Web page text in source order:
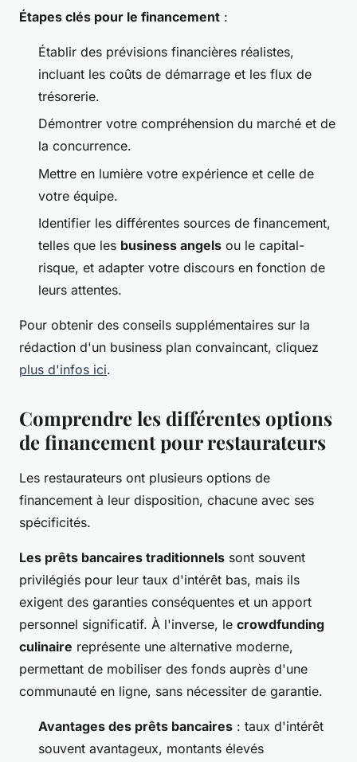
Étapes clés pour le financement :
Établir des prévisions financières réalistes,
incluant les coûts de démarrage et les flux de
trésorerie.
Démontrer votre compréhension du marché et de
la concurrence.
Mettre en lumière votre expérience et celle de
votre équipe.
Identifier les différentes sources de financement,
telles que les business angels ou le capital-
risque, et adapter votre discours en fonction de
leurs attentes.
Pour obtenir des conseils supplémentaires sur la
rédaction d'un business plan convaincant, cliquez
plus d'infos ici.
Comprendre les différentes options
de financement pour restaurateurs
Les restaurateurs ont plusieurs options de
financement à leur disposition, chacune avec ses
spécificités.
Les prêts bancaires traditionnels sont souvent
privilégiés pour leur taux d'intérêt bas, mais ils
exigent des garanties conséquentes et un apport
personnel significatif. À l'inverse, le crowdfunding
culinaire représente une alternative moderne,
permettant de mobiliser des fonds auprès d'une
communauté en ligne, sans nécessiter de garantie.
Avantages des prêts bancaires : taux d'intérêt
souvent avantageux, montants élevés